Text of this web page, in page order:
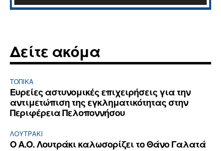
Δείτε ακόμα
ΤΟΠΙΚΑ
Ευρείες αστυνομικές επιχειρήσεις για την
αντιμετώπιση της εγκληματικότητας στην
Περιφέρεια Πελοποννήσου
ΛΟΥΤΡΆΚΙ
Ο Α.Ο. Λουτράκι καλωσορίζει το Θάνο Γαλατά